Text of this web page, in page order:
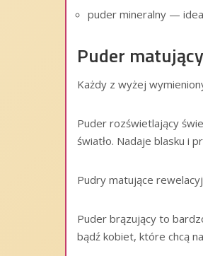
puder mineralny —
Puder
Każdy z wyżej
Puder rozświetlający
światło. Nadaje blasku i
Pudry matujące
Puder brązujący to
bądź kobiet, które chcą